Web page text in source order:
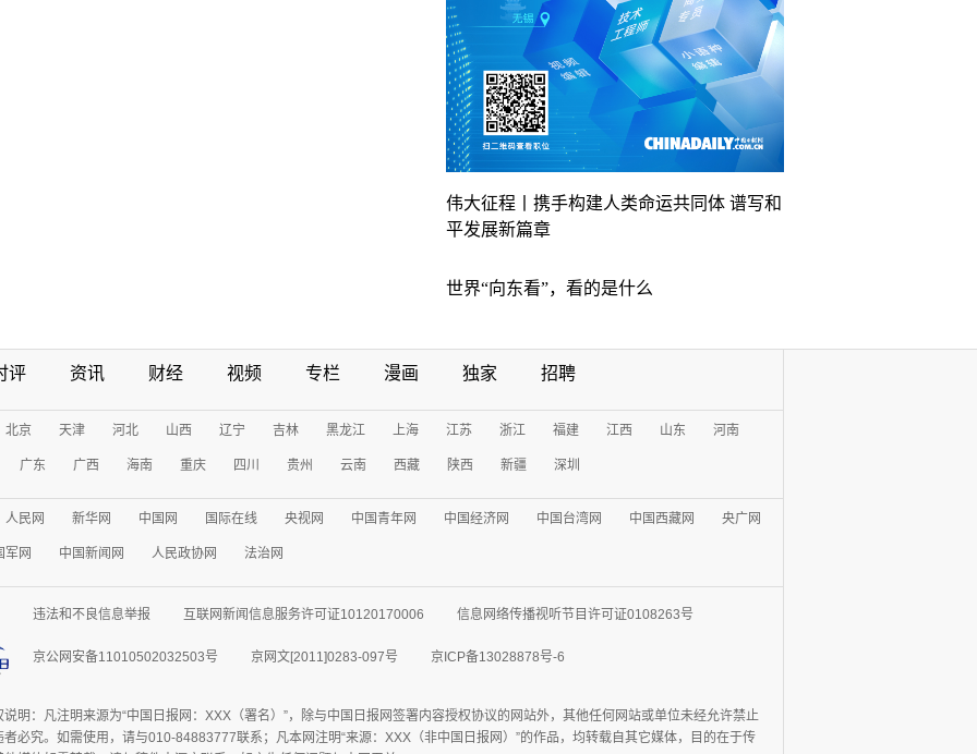
伟大征程丨携手构建人类命运共同体 谱写和
平发展新篇章
世界“向东看”，看的是什么
评 资讯 财经 视频 专栏 漫画 独家 招聘
北京 天津 河北 山西 辽宁 吉林 黑龙江 上海 江苏 浙江 福建 江西 山东 河南
广东 广西 海南 重庆 四川 贵州 云南 西藏 陕西 新疆 深圳
人民网 新华网 中国网 国际在线 央视网 中国青年网 中国经济网 中国台湾网 中国西藏网 央广网
军网 中国新闻网 人民政协网 法治网
违法和不良信息举报 互联网新闻信息服务许可证10120170006 信息网络传播视听节目许可证0108263号
京公网安备11010502032503号 京网文[2011]0283-097号 京ICP备13028878号-6
明：凡注明来源为“中国日报网：XXX（署名）”，除与中国日报网签署内容授权协议的网站外，其他任何网站或单位未经允许禁止
必究。如需使用，请与010-84883777联系；凡本网注明“来源：XXX（非中国日报网）”的作品，均转载自其它媒体，目的在于传